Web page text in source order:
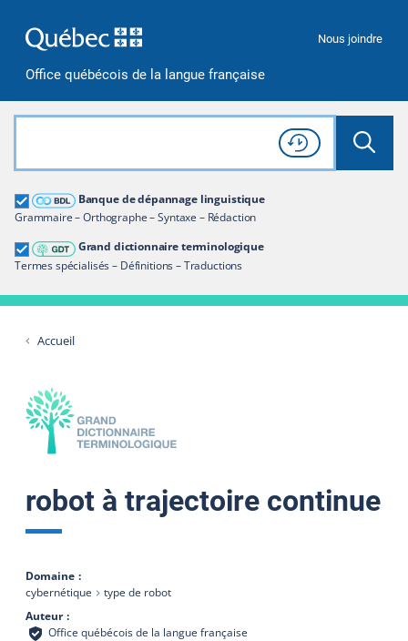
Office québécois de la langue française
Nous joindre
Rechercher dans tout le site
Lancer
Consulter l'
Historique
de recherche
Banque de dépannage linguistique
Grammaire – Orthographe – Syntaxe – Rédaction
Grand dictionnaire terminologique
Termes spécialisés – Définitions – Traductions
Grand dictionnaire terminologique
Restreindre aux termes
Accueil
robot à trajectoire continue
Domaine
cybernétique
type de robot
Auteur
Office québécois de la langue française